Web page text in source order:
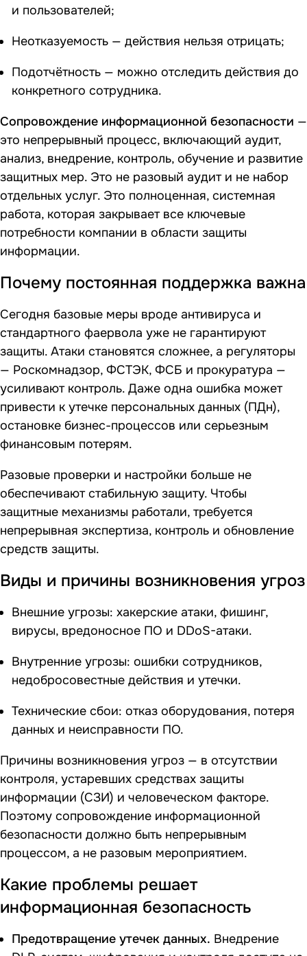
и пользователей;
Неотказуемость — действия нельзя отрицать;
Подотчётность — можно отследить действия до
конкретного сотрудника.
Сопровождение информационной безопасности —
это непрерывный процесс, включающий аудит,
анализ, внедрение, контроль, обучение и развитие
защитных мер. Это не разовый аудит и не набор
отдельных услуг. Это полноценная, системная
работа, которая закрывает все ключевые
потребности компании в области защиты
информации.
Почему постоянная поддержка важна
Сегодня базовые меры вроде антивируса и
стандартного фаервола уже не гарантируют
защиты. Атаки становятся сложнее, а регуляторы
— Роскомнадзор, ФСТЭК, ФСБ и прокуратура —
усиливают контроль. Даже одна ошибка может
привести к утечке персональных данных (ПДн),
остановке бизнес-процессов или серьезным
финансовым потерям.
Разовые проверки и настройки больше не
обеспечивают стабильную защиту. Чтобы
защитные механизмы работали, требуется
непрерывная экспертиза, контроль и обновление
средств защиты.
Виды и причины возникновения угроз
Внешние угрозы: хакерские атаки, фишинг,
вирусы, вредоносное ПО и DDoS-атаки.
Внутренние угрозы: ошибки сотрудников,
недобросовестные действия и утечки.
Технические сбои: отказ оборудования, потеря
данных и неисправности ПО.
Причины возникновения угроз — в отсутствии
контроля, устаревших средствах защиты
информации (СЗИ) и человеческом факторе.
Поэтому сопровождение информационной
безопасности должно быть непрерывным
процессом, а не разовым мероприятием.
Какие проблемы решает
информационная безопасность
Предотвращение утечек данных. Внедрение